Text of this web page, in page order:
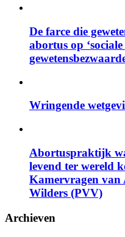
De farce die
abortus op
Wringende
Abortuspraktijk
levend ter wereld
Kamervragen van
Wilders (PVV)
Archieven